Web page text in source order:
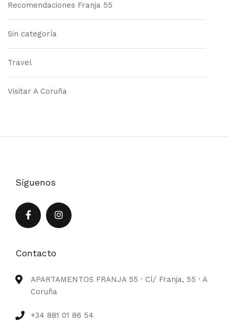
Recomendaciones Franja 55
Sin categoría
Travel
Visitar A Coruña
Síguenos
Contacto
APARTAMENTOS FRANJA 55 · Cl/ Franja, 55 · A
Coruña
+34 881 01 86 54